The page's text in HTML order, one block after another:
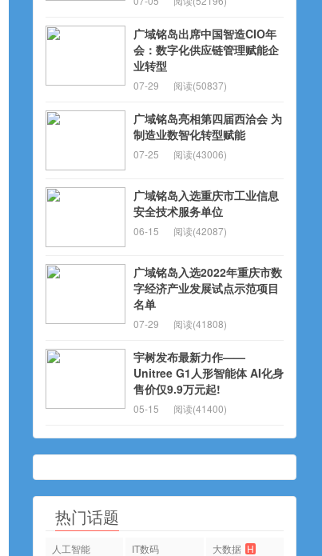
广域铭岛出席中国智造CIO年
会：数字化供应链管理赋能企
业转型
07-29 阅读(50837)
广域铭岛亮相第四届西洽会 为
制造业数智化转型赋能
07-25 阅读(43006)
广域铭岛入选重庆市工业信息
安全技术服务单位
06-15 阅读(42087)
广域铭岛入选2022年重庆市数
字经济产业发展试点示范项目
名单
07-29 阅读(41808)
宇树发布最新力作——
Unitree G1人形智能体 AI化身
售价仅9.9万元起!
05-15 阅读(41400)
热门话题
人工智能 IT数码 大数据 H